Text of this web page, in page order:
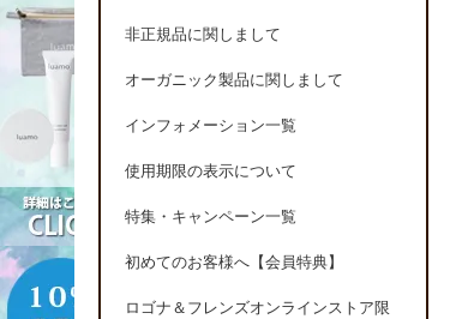
非正規品に関しまして
オーガニック製品に関しまして
インフォメーション一覧
使用期限の表示について
特集・キャンペーン一覧
初めてのお客様へ【会員特典】
ロゴナ＆フレンズオンラインストア限